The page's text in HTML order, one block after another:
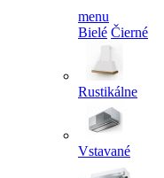
menu
Bielé Čierné
Rustikálne
Vstavané